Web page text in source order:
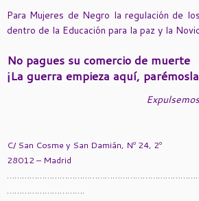
Para Mujeres de Negro la regulación de
dentro de la Educación para la paz y la
No pagues su comercio de muerte
¡La guerra empieza aquí,
C/ San Cosme y San Damián, Nº 24, 2º
28012 – Madrid
………………………….